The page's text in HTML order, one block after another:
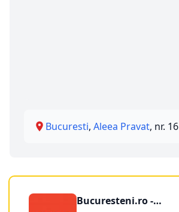
Bucuresti, Aleea Pravat, nr. 16
Bucuresteni.ro -